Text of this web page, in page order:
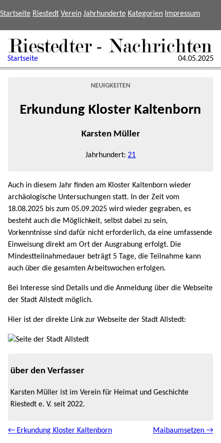
Startseite Riestedt Verein Jahrhunderte Kategorien Impressum
Startseite 04.05.2025
NEUIGKEITEN
Erkundung Kloster Kaltenborn
Karsten Müller
Jahrhundert: 21
Auch in diesem Jahr finden am Kloster Kaltenborn wieder
archäologische Untersuchungen statt. In der Zeit vom
18.08.2025 bis zum 05.09.2025 wird wieder gegraben, es
besteht auch die Möglichkeit, selbst dabei zu sein,
Vorkenntnisse sind dafür nicht erforderlich, da eine umfassende
Einweisung direkt am Ort der Ausgrabung erfolgt. Die
Mindestteilnahmedauer beträgt 5 Tage, die Teilnahme kann
auch über die gesamten Arbeitswochen erfolgen.
Bei Interesse sind Details und die Anmeldung über die Webseite
der Stadt Allstedt möglich.
Hier ist der direkte Link zur Webseite der Stadt Allstedt:
über den Verfasser
Karsten Müller ist im Verein für Heimat und Geschichte
Riestedt e. V. seit 2022.
← Erkundung Kloster Kaltenborn Maibaumsetzen →